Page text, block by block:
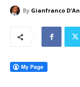
By Gianfranco